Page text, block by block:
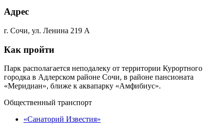
Адрес
г. Сочи, ул. Ленина 219 А
Как пройти
Парк располагается неподалеку от территории Курортного
городка в Адлерском районе Сочи, в районе пансионата
«Меридиан», ближе к аквапарку «Амфибиус».
Общественный транспорт
«Санаторий Известия»